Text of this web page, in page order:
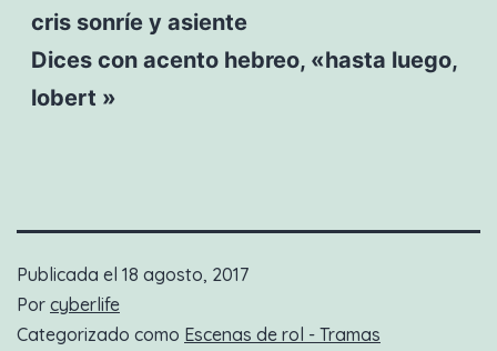
cris sonríe y asiente
Dices con acento hebreo, «hasta luego,
lobert »
Publicada el 18 agosto, 2017
Por cyberlife
Categorizado como Escenas de rol - Tramas